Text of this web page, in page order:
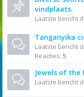
vindplaats.
Laatste bericht
Tanganyika
Laatste bericht
Reacties: 5
Jewels of the
Laatste bericht